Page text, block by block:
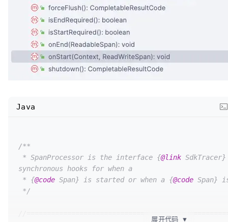
/**
* SpanProcessor is the interface {@link
synchronous hooks for when a
* {@code Span} is started or when a {@code Span}
*/
Java
展开代码 ▼